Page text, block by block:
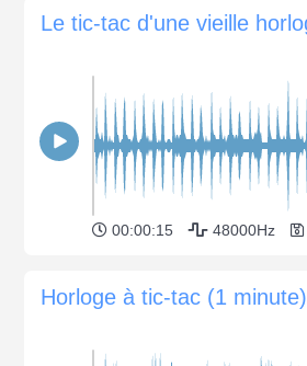
00:00:15 48000Hz
Horloge à tic-tac (1 minute)